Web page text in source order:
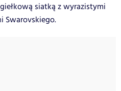
siatką z wyrazistymi
Swarovskiego.